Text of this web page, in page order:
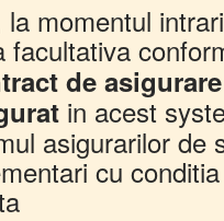
la momentul
facultativa
de
in acest
asigurarilor de
cu